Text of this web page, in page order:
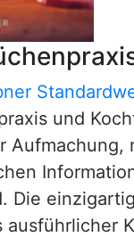
und
Aufmachung,
Die
ausführlicher